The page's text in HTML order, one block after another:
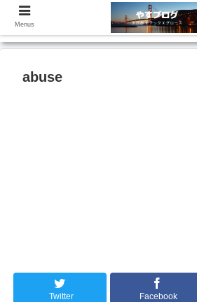
abuse
Twitter Facebook
Menus